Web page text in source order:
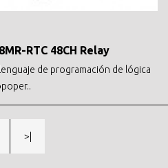
RTC 48CH Relay
de programación de lógica
>|